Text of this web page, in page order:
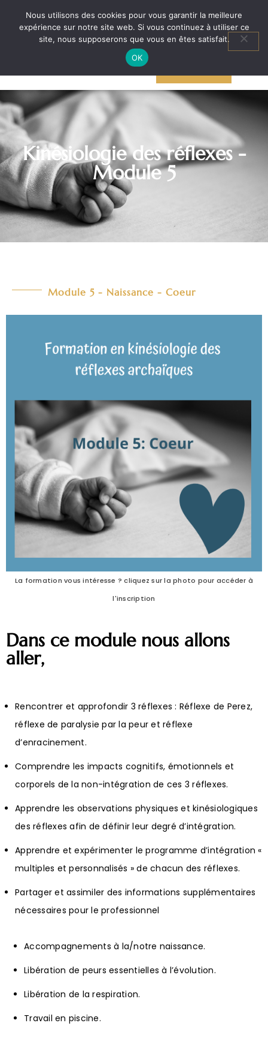
d’information
Kinésiologie des réflexes -
Module 5
Module 5 - Naissance - Coeur
La formation vous intéresse ? cliquez sur la photo pour accéder à
l'inscription
Dans ce module nous allons
aller,
Rencontrer et approfondir 3 réflexes : Réflexe de Perez,
réflexe de paralysie par la peur et réflexe
d’enracinement.
Comprendre les impacts cognitifs, émotionnels et
corporels de la non-intégration de ces 3 réflexes.
Apprendre les observations physiques et kinésiologiques
des réflexes afin de définir leur degré d’intégration.
Apprendre et expérimenter le programme d’intégration «
multiples et personnalisés » de chacun des réflexes.
Partager et assimiler des informations supplémentaires
nécessaires pour le professionnel
Accompagnements à la/notre naissance.
Libération de peurs essentielles à l’évolution.
Libération de la respiration.
Travail en piscine.
Nous utilisons des cookies pour vous garantir la meilleure
expérience sur notre site web. Si vous continuez à utiliser ce
site, nous supposerons que vous en êtes satisfait.
OK